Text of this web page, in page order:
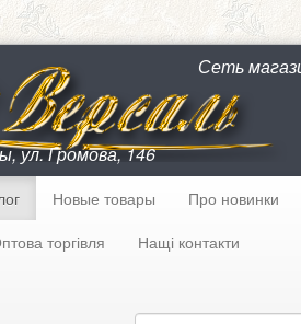
Сеть
ул. Громова, 146
Новые товары
Про новинки
торгівля
Нащі контакти